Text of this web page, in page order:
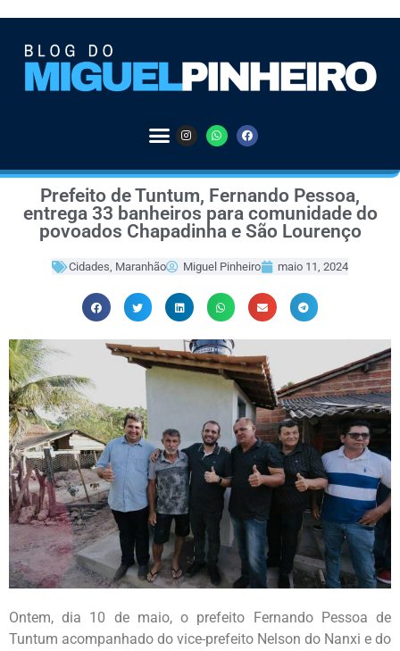
Prefeito de Tuntum, Fernando Pessoa,
entrega 33 banheiros para comunidade do
povoados Chapadinha e São Lourenço
Cidades, Maranhão Miguel Pinheiro maio 11, 2024
Ontem, dia 10 de maio, o prefeito Fernando Pessoa de
Tuntum acompanhado do vice-prefeito Nelson do Nanxi e do